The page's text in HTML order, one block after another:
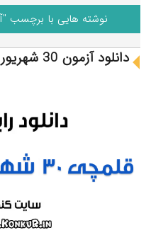
نوشته هایی با برچسب "آزمون
دانلود آزمون 30 شهریور 1403 قلمچی